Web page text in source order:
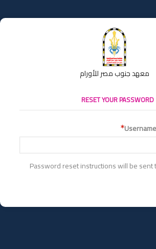
معهد جنوب مصر للأورام
RESET YOUR PASSWORD
Password reset instructions will be